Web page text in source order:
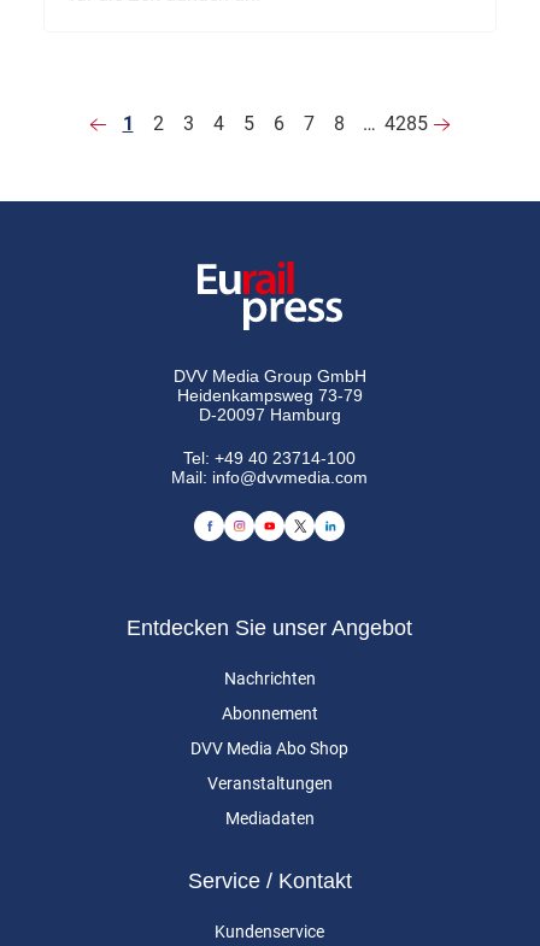
1 2 3 4 5 6 7 8 … 4285
DVV Media Group GmbH
Heidenkampsweg 73-79
D-20097 Hamburg
Tel:+49 40 23714-100
Mail: info@dvvmedia.com
Entdecken Sie unser Angebot
Nachrichten
Abonnement
DVV Media Abo Shop
Veranstaltungen
Mediadaten
Service / Kontakt
Kundenservice